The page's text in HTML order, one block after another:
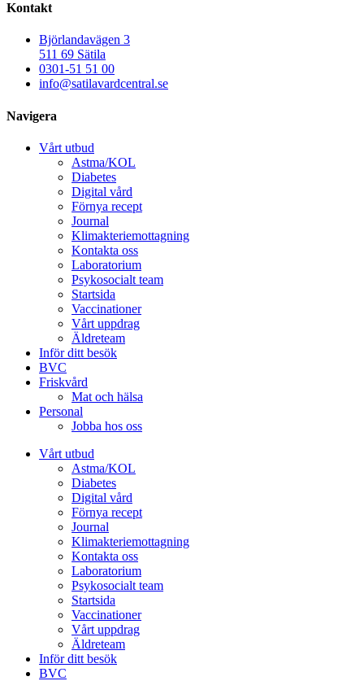
Kontakt
Björlandavägen 3
511 69 Sätila
0301-51 51 00
info@satilavardcentral.se
Navigera
Vårt utbud
Astma/KOL
Diabetes
Digital vård
Förnya recept
Journal
Klimakteriemottagning
Kontakta oss
Laboratorium
Psykosocialt team
Startsida
Vaccinationer
Vårt uppdrag
Äldreteam
Inför ditt besök
BVC
Friskvård
Mat och hälsa
Personal
Jobba hos oss
Vårt utbud
Astma/KOL
Diabetes
Digital vård
Förnya recept
Journal
Klimakteriemottagning
Kontakta oss
Laboratorium
Psykosocialt team
Startsida
Vaccinationer
Vårt uppdrag
Äldreteam
Inför ditt besök
BVC